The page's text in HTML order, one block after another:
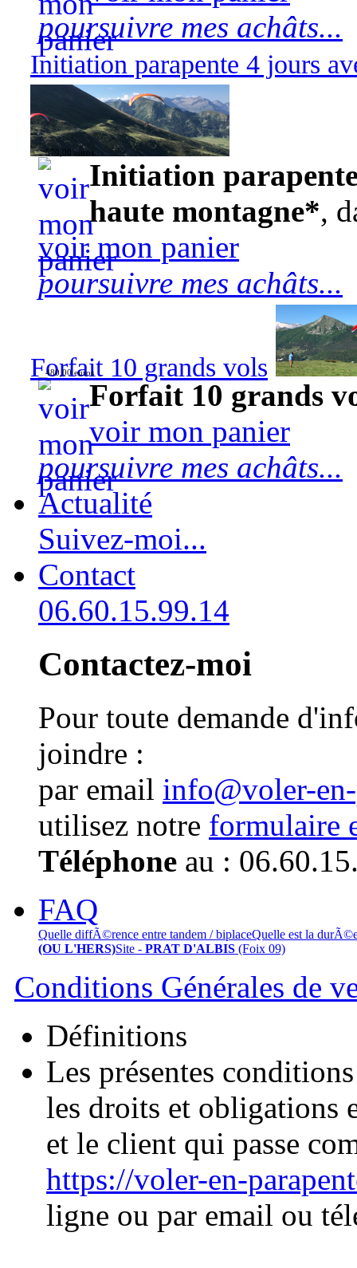
poursuivre mes achâts...
Initiation parapente 4 jours
570,00 euros
Initiation
haute montagne*,
voir mon panier
poursuivre mes achâts...
Forfait 10 grands vols
480,00 euros
Forfait 10 grands
voir mon panier
poursuivre mes achâts...
Actualité
Suivez-moi...
Contact
06.60.15.99.14
Contactez-moi
Pour toute demande
joindre :
par email info@voler-
utilisez notre formulaire
Téléphone au :
FAQ
Quelle diffÃ©rence entre tandem / biplaceQuelle est la
(OU L'HERS)Site - PRAT D'ALBIS (Foix 09)
Conditions Générales de
Définitions
Les présentes
les droits et obligations
et le client qui passe
https://voler-en-
ligne ou par email ou